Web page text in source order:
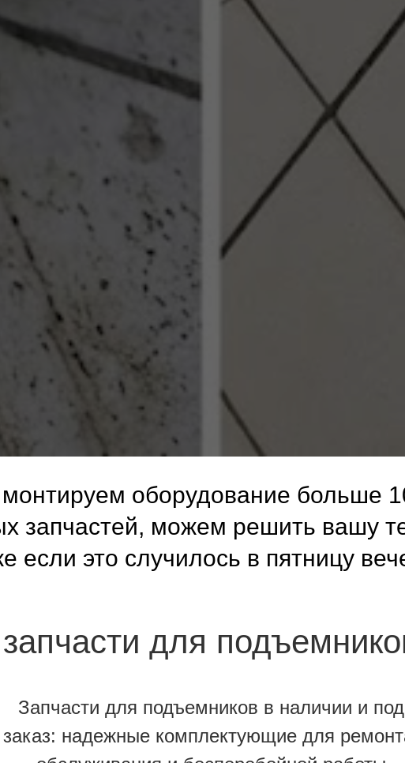
оборудование больше
запчастей, можем решить вашу
если это случилось в пятницу
запчасти для
Запчасти для подъемников в наличии и под
заказ: надежные комплектующие для